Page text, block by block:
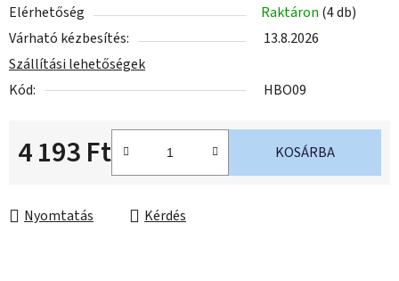
Elérhetőség Raktáron (4 db)
Várható kézbesítés:
13.8.2026
Szállítási lehetőségek
Kód:
HBO09
4 193 Ft KOSÁRBA
Nyomtatás Kérdés